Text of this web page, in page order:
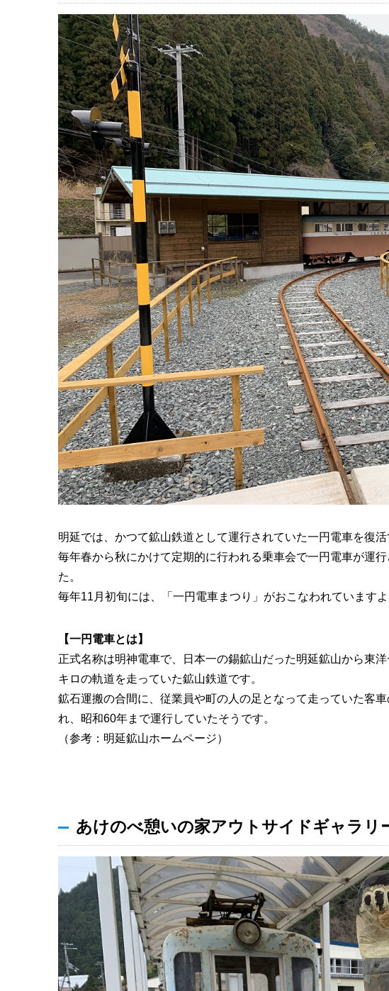
明延では、かつて鉱山鉄道として運行されていた一円電車を復
毎年春から秋にかけて定期的に行われる乗車会で一円電車が運
た。
毎年11月初旬には、「一円電車まつり」がおこなわれていますよ
【一円電車とは】
正式名称は明神電車で、日本一の錫鉱山だった明延鉱山から東
キロの軌道を走っていた鉱山鉄道です。
鉱石運搬の合間に、従業員や町の人の足となって走っていた客
れ、昭和60年まで運行していたそうです。
（参考：明延鉱山ホームページ）
あけのべ憩いの家アウトサイドギャラリ